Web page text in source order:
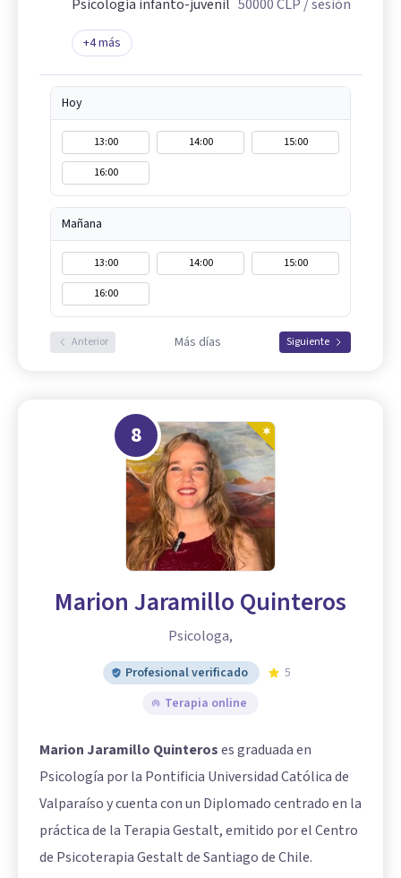
Psicología infanto-juvenil 50000CLP / sesión
+4más
Hoy
13:00 14:00
15:00
16:00
Mañana
13:00 14:00
15:00
16:00
Anterior Más días Siguiente
8
Marion Jaramillo Quinteros
Psicologa,
Profesional verificado
5
Terapia online
Marion Jaramillo Quinteroses graduada en
Psicología por la Pontificia Universidad Católica de
Valparaíso y cuenta con un Diplomado centrado en la
práctica de la Terapia Gestalt, emitido por el Centro
de Psicoterapia Gestalt de Santiago de Chile.